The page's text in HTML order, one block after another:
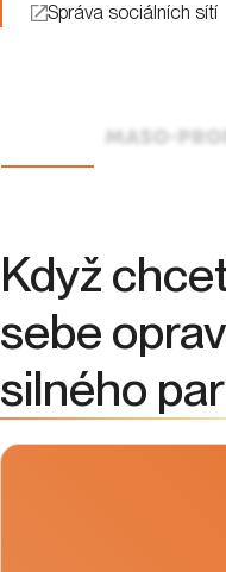
Správa sociálních sítí
Když
sebe
silného